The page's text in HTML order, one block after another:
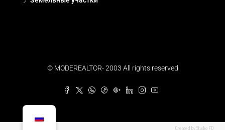
© MODEREALTOR- 2003 All rights reserved
Created by Studio FD